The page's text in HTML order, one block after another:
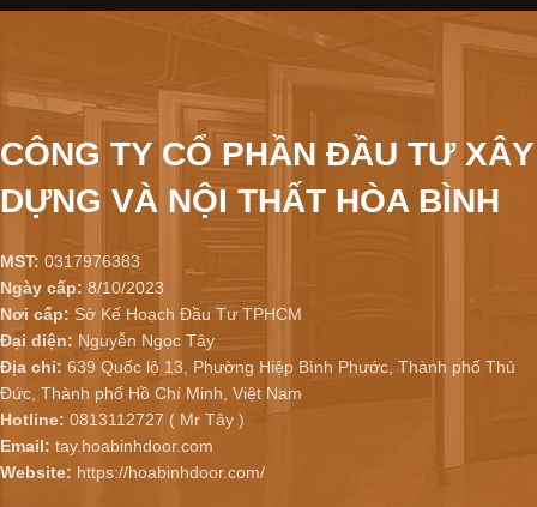
CÔNG TY CỔ PHẦN ĐẦU TƯ XÂY
DỰNG VÀ NỘI THẤT HÒA BÌNH
MST: 0317976383
Ngày cấp: 8/10/2023
Nơi cấp: Sở Kế Hoạch Đầu Tư TPHCM
Đại diện: Nguyễn Ngọc Tây
Địa chỉ: 639 Quốc lộ 13, Phường Hiệp Bình Phước, Thành phố Thủ
Đức, Thành phố Hồ Chí Minh, Việt Nam
Hotline: 0813112727 ( Mr Tây )
Email: tay.hoabinhdoor.com
Website: https://hoabinhdoor.com/